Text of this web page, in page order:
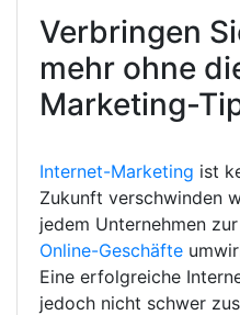
Verbringen
mehr ohne
Marketing-
Internet-Marketing ist
Zukunft verschwinden
jedem Unternehmen
Online-Geschäfte
Eine erfolgreiche
jedoch nicht schwer